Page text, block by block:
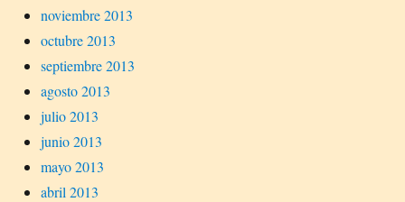
noviembre 2013
octubre 2013
septiembre 2013
agosto 2013
julio 2013
junio 2013
mayo 2013
abril 2013